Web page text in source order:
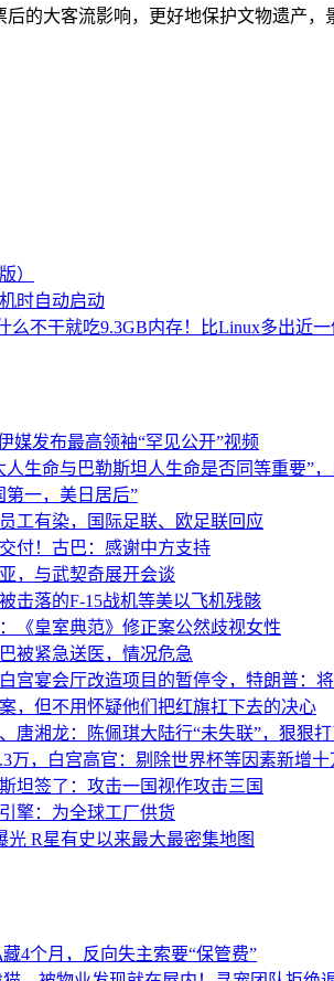
的大客流影响，更好地保护文物遗产
）
时自动启动
么不干就吃9.3GB内存！比Linux多出近
媒发布最高领袖“罕见公开”视频
人生命与巴勒斯坦人生命是否同等重要”
第一，美日居后”
工有染，国际足联、欧足联回应
付！古巴：感谢中方支持
，与武契奇展开会谈
击落的F-15战机等美以飞机残骸
《皇室典范》修正案公然歧视女性
被紧急送医，情况危急
宫宴会厅改造项目的暂停令，特朗普：
，但不用怀疑他们把红旗扛下去的决心
唐湘龙：陈佩琪大陆行“未失联”，狠狠
万，白宫高官：剔除世界杯等因素新增十
坦签了：攻击一国视作攻击三国
擎：为全球工厂供货
光 R星有史以来最大最密集地图
4个月，反向失主索要“保管费”